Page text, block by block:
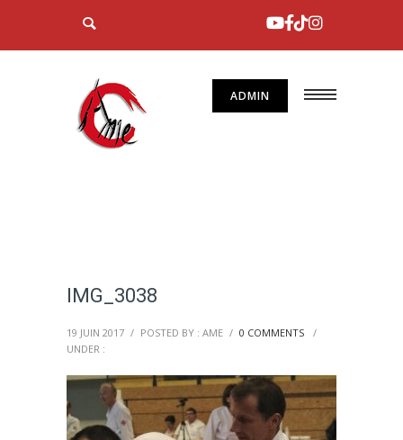
ADMIN
IMG_3038
19 JUIN 2017 / POSTED BY : AME / 0 COMMENTS
/
UNDER :